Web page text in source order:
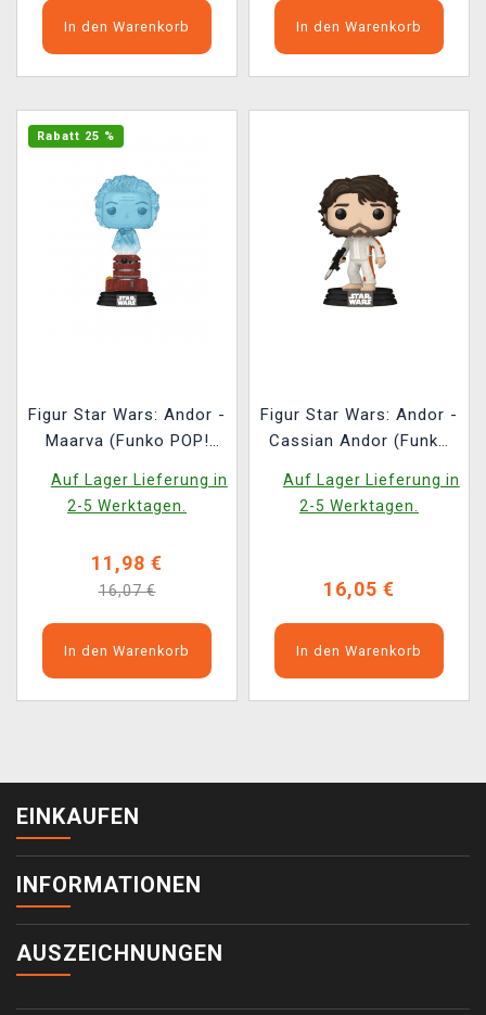
In den Warenkorb In den Warenkorb
Rabatt 25 %
Figur Star Wars: Andor -
Maarva (Funko POP!
Auf Lager Lieferung in
2-5 Werktagen.
11,98 €
16,07 €
In den Warenkorb
Figur Star Wars: Andor -
Cassian Andor (Funko
Auf Lager Lieferung in
2-5 Werktagen.
16,05 €
In den Warenkorb
EINKAUFEN
INFORMATIONEN
AUSZEICHNUNGEN